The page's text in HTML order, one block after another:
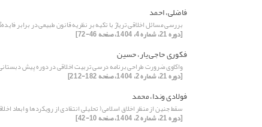
فاضلی، احمد
بررسی مسائل اخلاقی تریاژ با تکیه بر نظریه قانون طبیعی در برابر
[دوره 21، شماره 4، 1404، صفحه 46-72]
فکوری حاجی یار، حسین
واکاوی ضرورت طراحی برنامه درسی تربیت اخلاقی در دوره پیش
[دوره 21، شماره 2، 1404، صفحه 182-212]
فولادی وندا، محمد
سقط جنین از منظر اخلاق اسلامی( تحلیلی انتقادی از رویکردها و ابعاد
[دوره 21، شماره 2، 1404، صفحه 10-42]